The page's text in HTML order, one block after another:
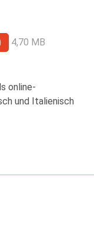
4,70 MB
online-
und Italienisch